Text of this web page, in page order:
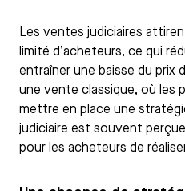
Les ventes judiciaires
limité d’acheteurs, ce qui
entraîner une baisse du prix
une vente classique, où les
mettre en place une
judiciaire est souvent
pour les acheteurs de